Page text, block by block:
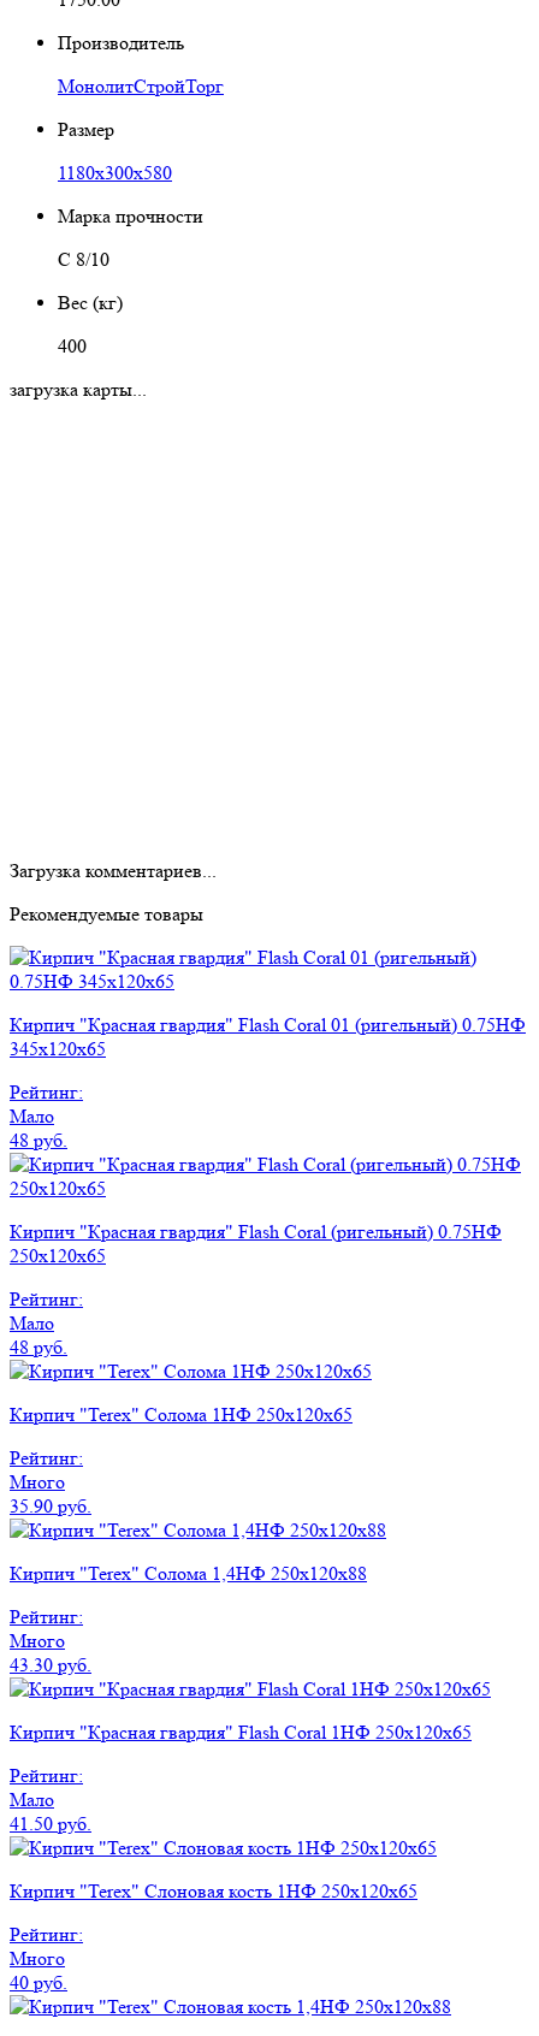
Производитель
МонолитСтройТорг
Размер
1180х300х580
Марка прочности
С 8/10
Вес (кг)
400
загрузка карты...
Загрузка комментариев...
Рекомендуемые товары
Кирпич "Красная гвардия" Flash Coral 01 (ригельный) 0.75НФ
345x120x65
Рейтинг:
Мало
48 руб.
Кирпич "Красная гвардия" Flash Coral (ригельный) 0.75НФ
250x120x65
Рейтинг:
Мало
48 руб.
Кирпич "Terex" Солома 1НФ 250х120х65
Рейтинг:
Много
35.90 руб.
Кирпич "Terex" Солома 1,4НФ 250х120х88
Рейтинг:
Много
43.30 руб.
Кирпич "Красная гвардия" Flash Coral 1НФ 250x120x65
Рейтинг:
Мало
41.50 руб.
Кирпич "Terex" Слоновая кость 1НФ 250х120х65
Рейтинг:
Много
40 руб.